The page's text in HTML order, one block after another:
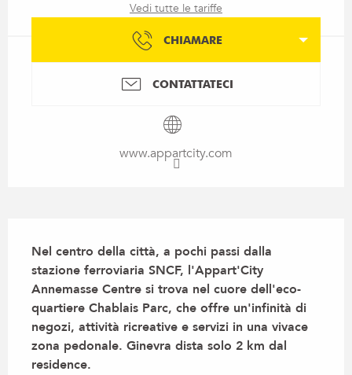
Vedi tutte le tariffe
CHIAMARE
CONTATTATECI
www.appartcity.com
Nel centro della città, a pochi passi dalla
stazione ferroviaria SNCF, l'Appart'City
Annemasse Centre si trova nel cuore dell'eco-
quartiere Chablais Parc, che offre un'infinità di
negozi, attività ricreative e servizi in una vivace
zona pedonale. Ginevra dista solo 2 km dal
residence.